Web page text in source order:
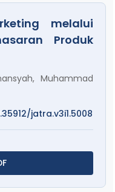
melalui
Produk
Muhammad
jatra.v3i1.5008